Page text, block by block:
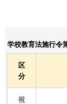
学校教育法施行令
区
分
視